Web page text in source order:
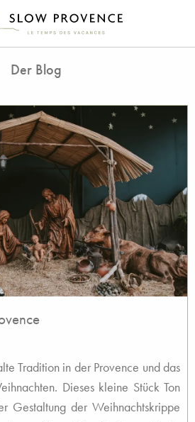
Der Blog
Tradition in der Provence und das
Dieses kleine Stück Ton
Gestaltung der Weihnachtskrippe